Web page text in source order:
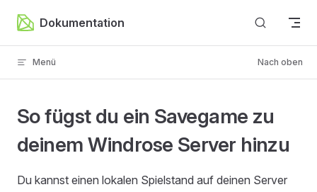
Zum Inhalt springen
Dokumentation
Menü Nach oben
So fügst du ein Savegame zu
deinem Windrose Server hinzu
Du kannst einen lokalen Spielstand auf deinen Server